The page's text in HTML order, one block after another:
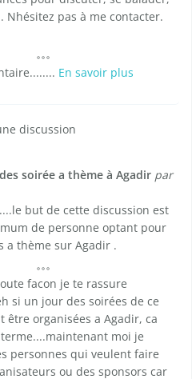
pas à me contacter.
En savoir plus
discussion
soirée a thème à Agadir par
but de cette discussion est
de personne optant pour
a thème sur Agadir .
facon je te rassure
si un jour des soirées de ce
être organisées a Agadir, ca
moi je
personnes qui veulent faire
ou des sponsors car